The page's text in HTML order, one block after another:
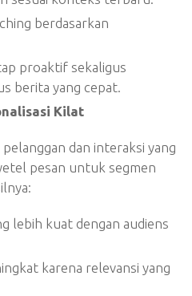
berdasarkan
proaktif sekaligus
berita yang cepat.
Kilat
dan interaksi yang
pesan untuk segmen
lebih kuat dengan audiens
karena relevansi yang